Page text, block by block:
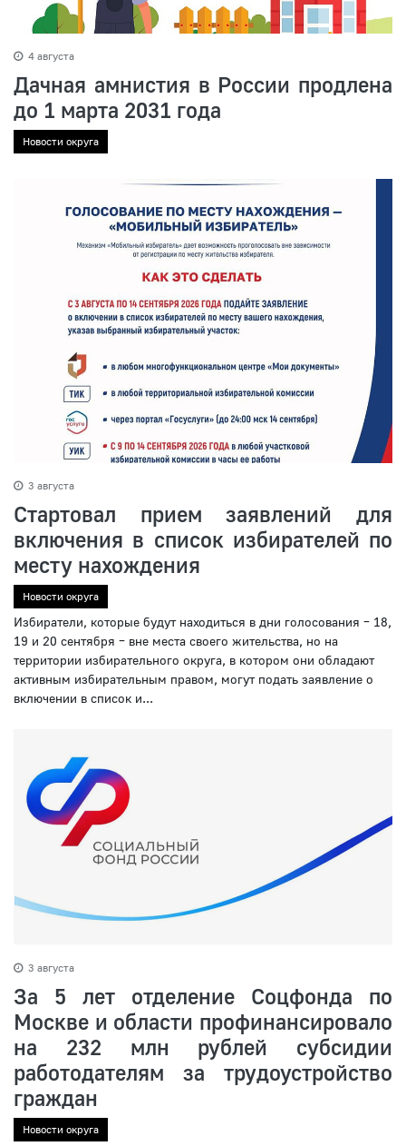
4 августа
Дачная амнистия в России продлена
до 1 марта 2031 года
Новости округа
3 августа
Стартовал прием заявлений для
включения в список избирателей по
месту нахождения
Новости округа
Избиратели, которые будут находиться в дни голосования – 18,
19 и 20 сентября – вне места своего жительства, но на
территории избирательного округа, в котором они обладают
активным избирательным правом, могут подать заявление о
включении в список и...
3 августа
За 5 лет отделение Соцфонда по
Москве и области профинансировало
на 232 млн рублей субсидии
работодателям за трудоустройство
граждан
Новости округа